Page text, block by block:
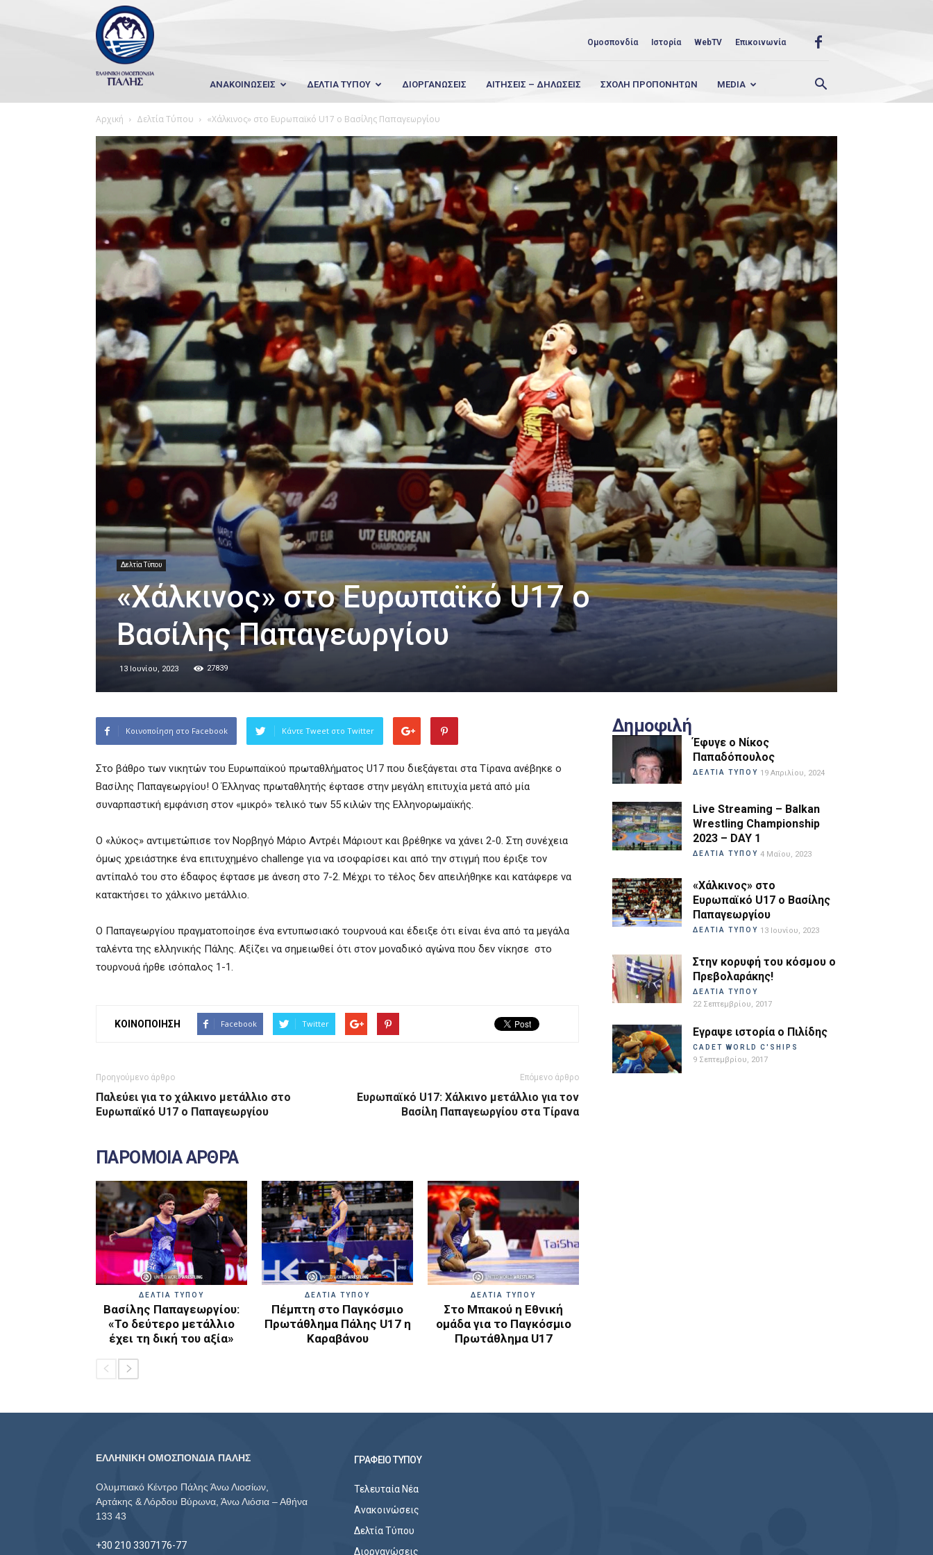
Wrestling
Hellas
Ομοσπονδία Ιστορία WebTV Επικοινωνία
ΑΝΑΚΟΙΝΩΣΕΙΣ ΔΕΛΤΙΑ ΤΥΠΟΥ ΔΙΟΡΓΑΝΩΣΕΙΣ ΑΙΤΗΣΕΙΣ – ΔΗΛΩΣΕΙΣ ΣΧΟΛΗ ΠΡΟΠΟΝΗΤΩΝ MEDIA
Αρχική Δελτία Τύπου «Χάλκινος» στο Ευρωπαϊκό U17 ο Βασίλης Παπαγεωργίου
Δελτία Τύπου
«Χάλκινος» στο Ευρωπαϊκό U17 ο
Βασίλης Παπαγεωργίου
13 Ιουνίου, 2023 27839
Κοινοποίηση στο Facebook Κάντε Tweet στο Twitter
Στο βάθρο των νικητών του Ευρωπαϊκού πρωταθλήματος U17 που διεξάγεται στα Τίρανα ανέβηκε ο
Βασίλης Παπαγεωργίου! Ο Έλληνας πρωταθλητής έφτασε στην μεγάλη επιτυχία μετά από μία
συναρπαστική εμφάνιση στον «μικρό» τελικό των 55 κιλών της Ελληνορωμαϊκής.
Ο «λύκος» αντιμετώπισε τον Νορβηγό Μάριο Αντρέι Μάριουτ και βρέθηκε να χάνει 2-0. Στη συνέχεια
όμως χρειάστηκε ένα επιτυχημένο challenge για να ισοφαρίσει και από την στιγμή που έριξε τον
αντίπαλό του στο έδαφος έφτασε με άνεση στο 7-2. Μέχρι το τέλος δεν απειλήθηκε και κατάφερε να
κατακτήσει το χάλκινο μετάλλιο.
Ο Παπαγεωργίου πραγματοποίησε ένα εντυπωσιακό τουρνουά και έδειξε ότι είναι ένα από τα μεγάλα
ταλέντα της ελληνικής Πάλης. Αξίζει να σημειωθεί ότι στον μοναδικό αγώνα που δεν νίκησε στο
τουρνουά ήρθε ισόπαλος 1-1.
ΚΟΙΝΟΠΟΙΗΣΗ Facebook Twitter
Προηγούμενο άρθρο
Παλεύει για το χάλκινο μετάλλιο στο
Ευρωπαϊκό U17 ο Παπαγεωργίου
Επόμενο άρθρο
Ευρωπαϊκό U17: Χάλκινο μετάλλιο για τον
Βασίλη Παπαγεωργίου στα Τίρανα
ΠΑΡΟΜΟΙΑ ΑΡΘΡΑ
ΔΕΛΤΙΑ ΤΥΠΟΥ
Βασίλης Παπαγεωργίου:
«Το δεύτερο μετάλλιο
έχει τη δική του αξία»
ΔΕΛΤΙΑ ΤΥΠΟΥ
Πέμπτη στο Παγκόσμιο
Πρωτάθλημα Πάλης U17 η
Καραβάνου
ΔΕΛΤΙΑ ΤΥΠΟΥ
Στο Μπακού η Εθνική
ομάδα για το Παγκόσμιο
Πρωτάθλημα U17
Δημοφιλή
Έφυγε ο Νίκος
Παπαδόπουλος
ΔΕΛΤΙΑ ΤΥΠΟΥ 19 Απριλίου, 2024
Live Streaming – Balkan
Wrestling Championship
2023 – DAY 1
ΔΕΛΤΙΑ ΤΥΠΟΥ 4 Μαΐου, 2023
«Χάλκινος» στο
Ευρωπαϊκό U17 ο Βασίλης
Παπαγεωργίου
ΔΕΛΤΙΑ ΤΥΠΟΥ 13 Ιουνίου, 2023
Στην κορυφή του κόσμου ο
Πρεβολαράκης!
ΔΕΛΤΙΑ ΤΥΠΟΥ
22 Σεπτεμβρίου, 2017
Εγραψε ιστορία ο Πιλίδης
CADET WORLD C'SHIPS
9 Σεπτεμβρίου, 2017
ΕΛΛΗΝΙΚΗ ΟΜΟΣΠΟΝΔΙΑ ΠΑΛΗΣ
Ολυμπιακό Κέντρο Πάλης Άνω Λιοσίων,
Αρτάκης & Λόρδου Βύρωνα, Άνω Λιόσια – Αθήνα
133 43
+30 210 3307176-77
ΓΡΑΦΕΙΟ ΤΥΠΟΥ
Τελευταία Νέα
Ανακοινώσεις
Δελτία Τύπου
Διοργανώσεις